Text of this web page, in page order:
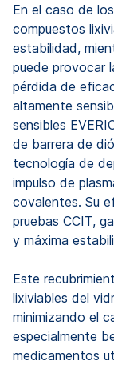
En el caso de
compuestos
estabilidad,
puede provocar
pérdida de
altamente
sensibles
de barrera de
tecnología de
impulso de
covalentes. Su
pruebas CCIT,
y máxima
Este
lixiviables del
minimizando el
especialmente
medicamentos